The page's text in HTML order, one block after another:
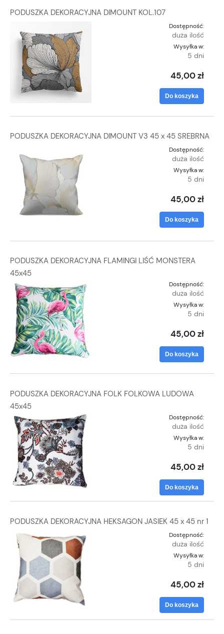
PODUSZKA DEKORACYJNA DIMOUNT KOL.107
Dostępność:
duża ilość
Wysyłka w:
5 dni
45,00 zł
Do koszyka
PODUSZKA DEKORACYJNA DIMOUNT V3 45 x 45 SREBRNA
Dostępność:
duża ilość
Wysyłka w:
5 dni
45,00 zł
Do koszyka
PODUSZKA DEKORACYJNA FLAMINGI LIŚĆ MONSTERA
45x45
Dostępność:
duża ilość
Wysyłka w:
5 dni
45,00 zł
Do koszyka
PODUSZKA DEKORACYJNA FOLK FOLKOWA LUDOWA
45x45
Dostępność:
duża ilość
Wysyłka w:
5 dni
45,00 zł
Do koszyka
PODUSZKA DEKORACYJNA HEKSAGON JASIEK 45 x 45 nr 1
Dostępność:
duża ilość
Wysyłka w:
5 dni
45,00 zł
Do koszyka